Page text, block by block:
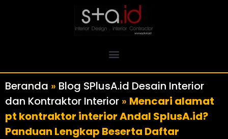
Beranda » Blog SPlusA.id Desain Interior
dan Kontraktor Interior » Mencari alamat
pt kontraktor interior Andal SplusA.id?
Panduan Lengkap Beserta Daftar